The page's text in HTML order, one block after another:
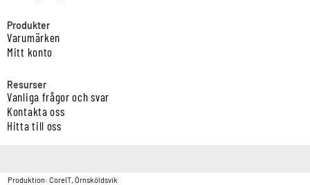
Produkter
Varumärken
Mitt konto
Resurser
Vanliga frågor och svar
Kontakta oss
Hitta till oss
Produktion: CoreIT, Örnsköldsvik